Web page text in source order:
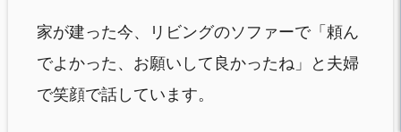
家が建った今、リビングのソファーで「頼ん
でよかった、お願いして良かったね」と夫婦
で笑顔で話しています。